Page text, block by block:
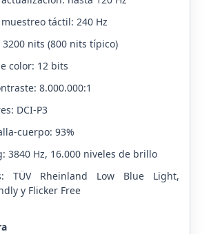
táctil: 240 Hz
nits (800 nits típico)
color: 12 bits
8.000.000:1
DCI-P3
cuerpo: 93%
3840 Hz, 16.000 niveles de brillo
TÜV Rheinland Low Blue Light,
y Flicker Free